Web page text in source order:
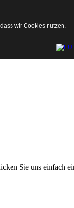
Sie uns einfach
wir Cookies nutzen.